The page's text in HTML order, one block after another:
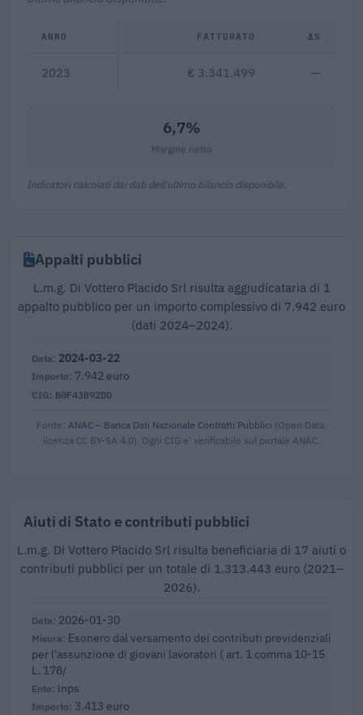
ANNO FATTURATO Δ%
2023 € 3.341.499 —
6,7%
Margine netto
Indicatori calcolati dai dati dell'ultimo bilancio disponibile.
Appalti pubblici
L.m.g. Di Vottero Placido Srl risulta aggiudicataria di 1
appalto pubblico per un importo complessivo di 7.942 euro
(dati 2024–2024).
B0F43B92DD
2024-03-22
7.942 euro
Fonte: ANAC – Banca Dati Nazionale Contratti Pubblici (Open Data,
licenza CC BY-SA 4.0). Ogni CIG e' verificabile sul portale ANAC.
Aiuti di Stato e contributi pubblici
L.m.g. Di Vottero Placido Srl risulta beneficiaria di 17 aiuti o
contributi pubblici per un totale di 1.313.443 euro (2021–
2026).
2026-01-30
Esonero dal versamento dei contributi previdenziali
per l'assunzione di giovani lavoratori ( art. 1 comma 10-15
L. 178/
inps
3.413 euro